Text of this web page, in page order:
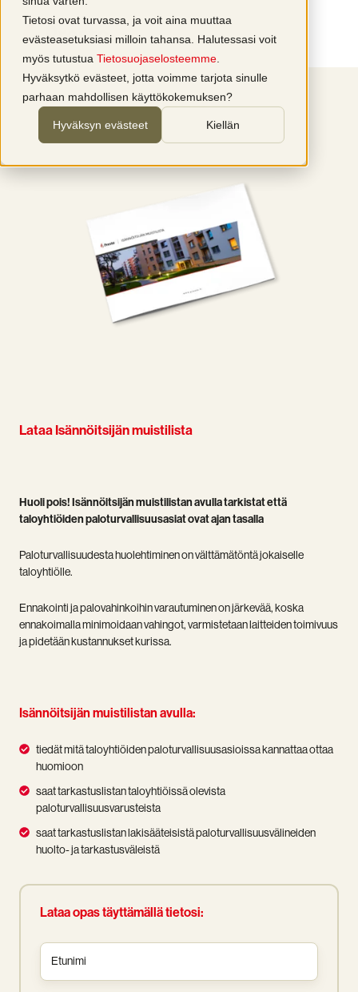
Tietosi ovat turvassa, ja voit aina muuttaa
evästeasetuksiasi milloin tahansa. Halutessasi voit
myös tutustua Tietosuojaselosteemme
Hyväksytkö evästeet, jotta voimme tarjota sinulle
parhaan mahdollisen käyttökokemuksen?
Hyväksyn evästeet Kiellän
Lataa Isännöitsijän muistilista
Huoli pois! Isännöitsijän muistilistan avulla tarkistat että
taloyhtiöiden paloturvallisuusasiat ovat ajan tasalla
Paloturvallisuudesta huolehtiminen on välttämätöntä jokaiselle
taloyhtiölle.
Ennakointi ja palovahinkoihin varautuminen on järkevää, koska
ennakoimalla minimoidaan vahingot, varmistetaan laitteiden toimivuus
ja pidetään kustannukset kurissa.
Isännöitsijän muistilistan avulla:
tiedät mitä taloyhtiöiden paloturvallisuusasioissa kannattaa ottaa
huomioon
tiedät
mitä
paloturvallisuusasioissa
kannattaa
ottaa
huomioon
saat tarkastuslistan taloyhtiöissä olevista
paloturvallisuusvarusteista
saat
tarkastuslistan
olevista
paloturvallisuusvarusteista
saat tarkastuslistan lakisääteisistä paloturvallisuusvälineiden
huolto- ja tarkastusväleistä
saat
tarkastuslistan
paloturvallisuusvälineiden
Lataa opas täyttämällä tietosi:
Etunimi